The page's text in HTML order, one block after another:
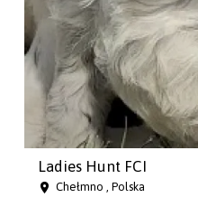
Ladies Hunt FCI
Chełmno , Polska